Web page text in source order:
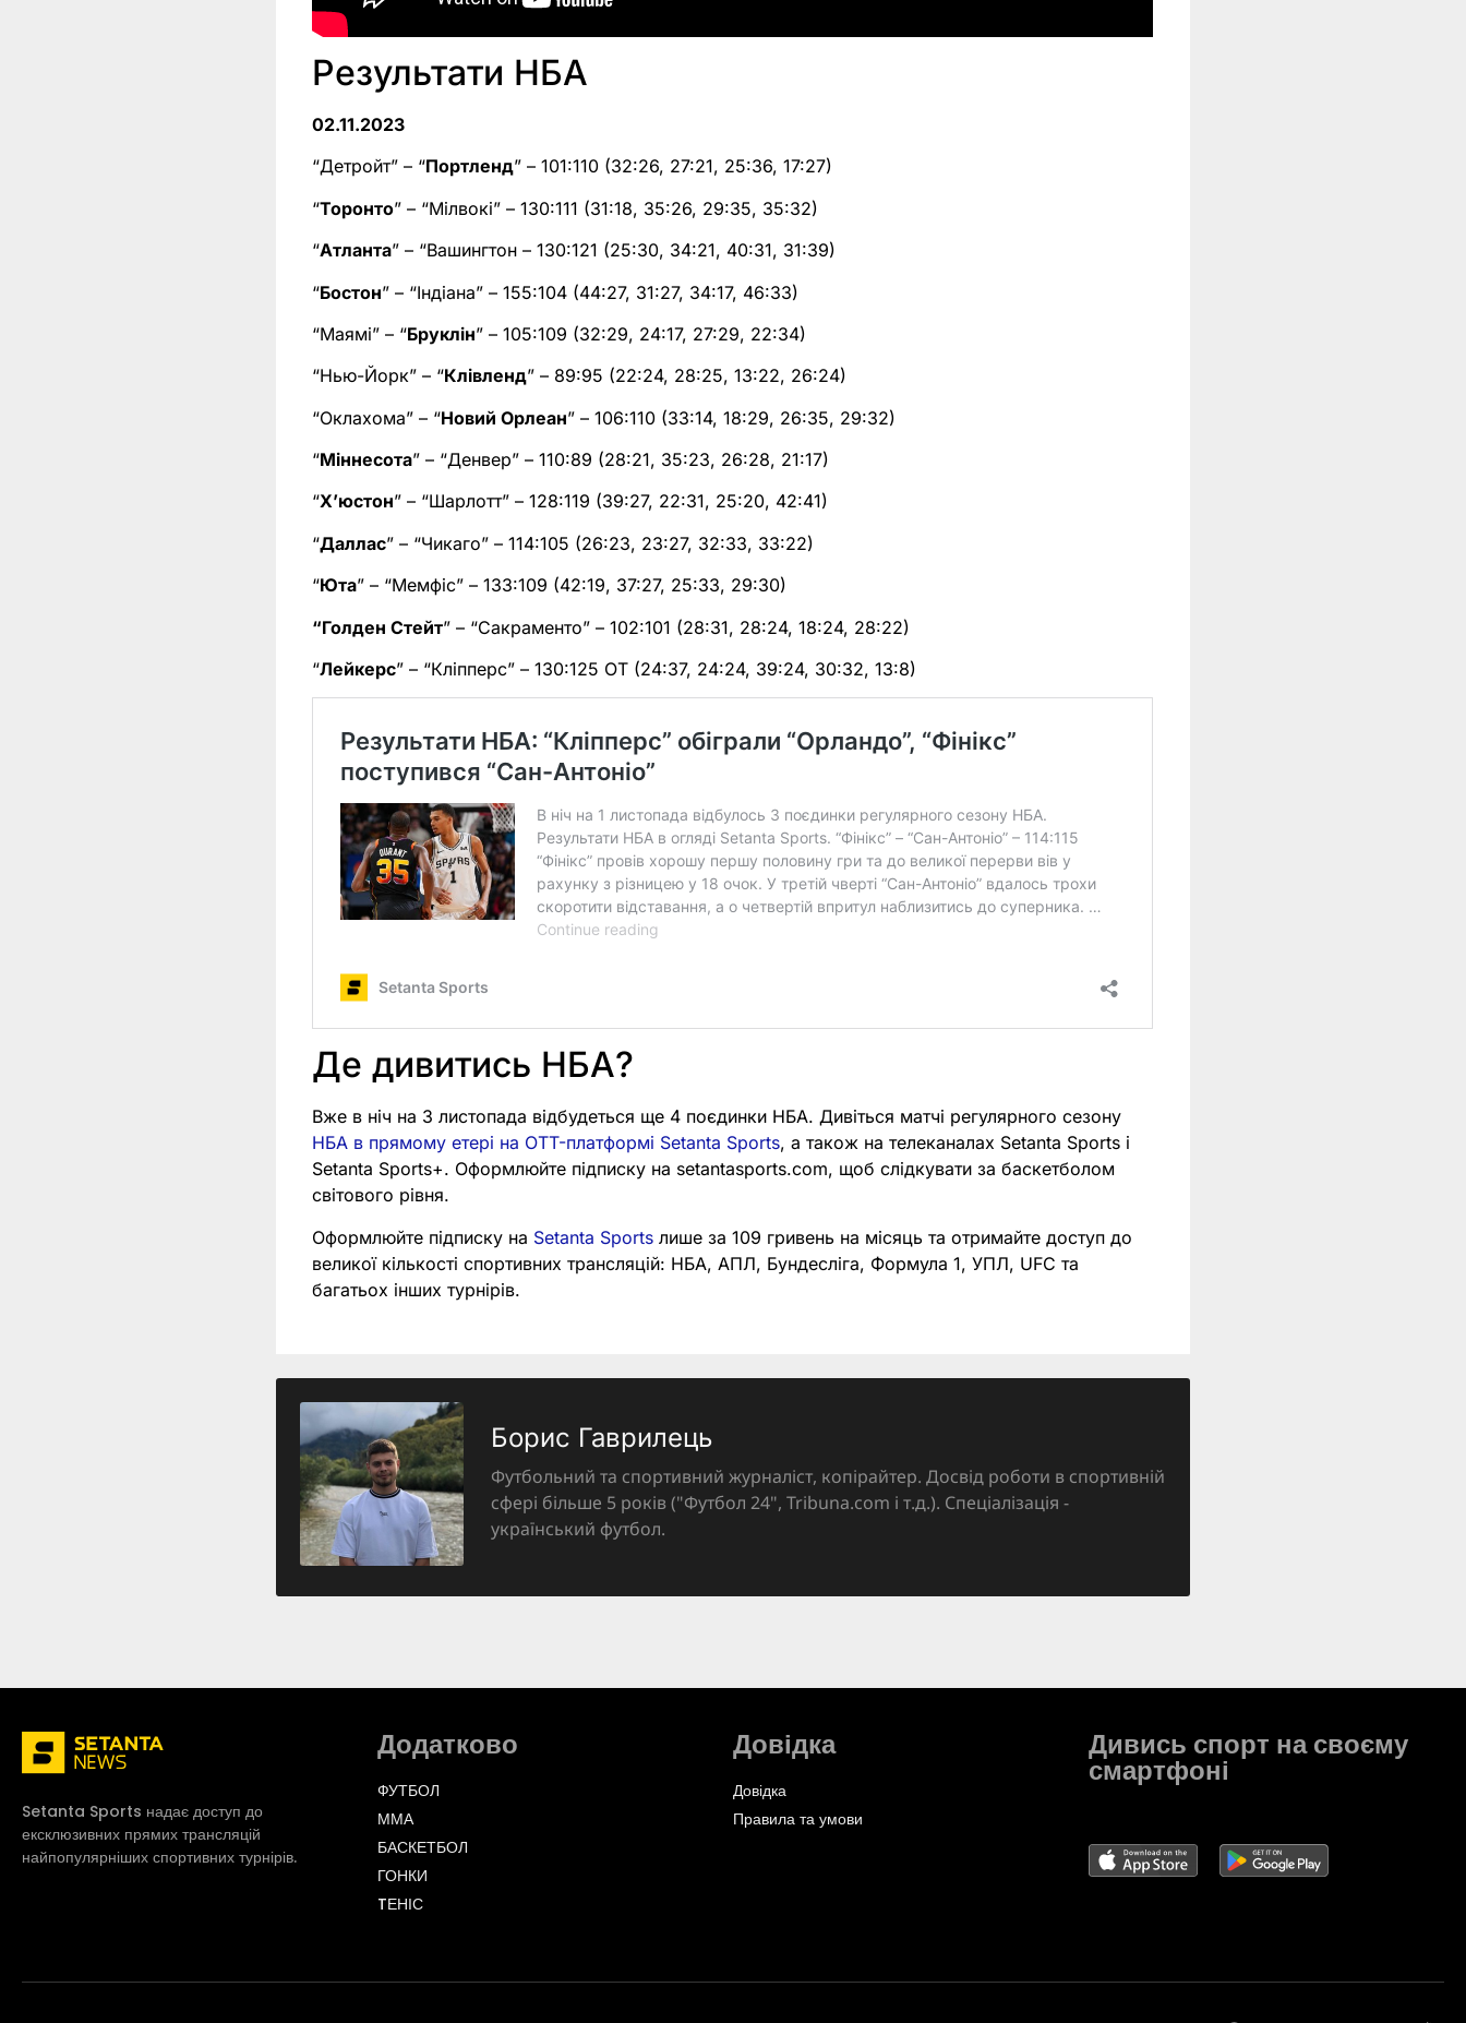
Результати НБА
02.11.2023
“Детройт” – “Портленд” – 101:110 (32:26, 27:21, 25:36, 17:27)
“Торонто” – “Мілвокі” – 130:111 (31:18, 35:26, 29:35, 35:32)
“Атланта” – “Вашингтон – 130:121 (25:30, 34:21, 40:31, 31:39)
“Бостон” – “Індіана” – 155:104 (44:27, 31:27, 34:17, 46:33)
“Маямі” – “Бруклін” – 105:109 (32:29, 24:17, 27:29, 22:34)
“Нью-Йорк” – “Клівленд” – 89:95 (22:24, 28:25, 13:22, 26:24)
“Оклахома” – “Новий Орлеан” – 106:110 (33:14, 18:29, 26:35, 29:32)
“Міннесота” – “Денвер” – 110:89 (28:21, 35:23, 26:28, 21:17)
“Х’юстон” – “Шарлотт” – 128:119 (39:27, 22:31, 25:20, 42:41)
“Даллас” – “Чикаго” – 114:105 (26:23, 23:27, 32:33, 33:22)
“Юта” – “Мемфіс” – 133:109 (42:19, 37:27, 25:33, 29:30)
“Голден Стейт” – “Сакраменто” – 102:101 (28:31, 28:24, 18:24, 28:22)
“Лейкерс” – “Кліпперс” – 130:125 ОТ (24:37, 24:24, 39:24, 30:32, 13:8)
Де дивитись НБА?
Вже в ніч на 3 листопада відбудеться ще 4 поєдинки НБА. Дивіться матчі регулярного сезону
НБА в прямому етері на OTT-платформі Setanta Sports, а також на телеканалах Setanta Sports і
Setanta Sports+. Оформлюйте підписку на setantasports.com, щоб слідкувати за баскетболом
світового рівня.
Оформлюйте підписку на Setanta Sports лише за 109 гривень на місяць та отримайте доступ до
великої кількості спортивних трансляцій: НБА, АПЛ, Бундесліга, Формула 1, УПЛ, UFC та
багатьох інших турнірів.
Борис Гаврилець
Футбольний та спортивний журналіст, копірайтер. Досвід роботи в спортивній
сфері більше 5 років ("Футбол 24", Tribuna.com і т.д.). Спеціалізація -
український футбол.
Setanta Sports надає доступ до
ексклюзивних прямих трансляцій
найпопулярніших спортивних турнірів.
Додатково
ФУТБОЛ
ММА
БАСКЕТБОЛ
ГОНКИ
TЕНІС
Довідка
Довідка
Правила та умови
Дивись спорт на своєму
смартфоні